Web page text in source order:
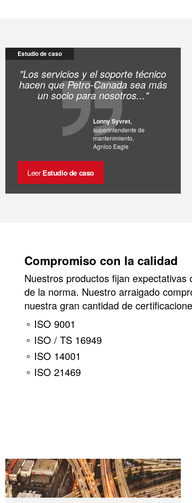
Estudio de caso
"Los servicios y el soporte técnico
hacen que Petro-Canada sea más
un socio para nosotros..."
Lonny Syvret,
superintendente de
mantenimiento,
Agnico Eagle
Leer Estudio de caso
Compromiso con la calidad
Nuestros productos fijan
de la norma. Nuestro arraigado
nuestra gran cantidad de
ISO 9001
ISO / TS 16949
ISO 14001
ISO 21469